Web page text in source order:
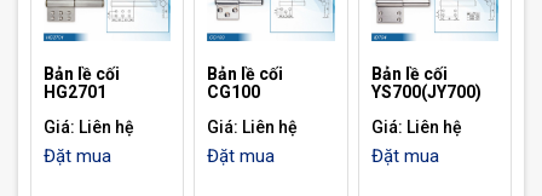
Bản lề cối
HG2701
Giá: Liên hệ
Đặt mua
Bản lề cối
CG100
Giá: Liên hệ
Đặt mua
Bản lề cối
YS700(JY700)
Giá: Liên hệ
Đặt mua